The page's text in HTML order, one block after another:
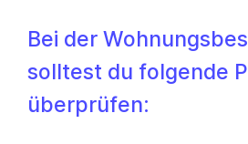
Bei der
solltest du folgende
überprüfen: